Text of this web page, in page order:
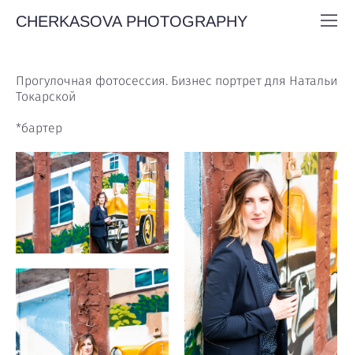
CHERKASOVA PHOTOGRAPHY
Прогулочная фотосессия. Бизнес портрет для Натальи
Токарской
*бартер